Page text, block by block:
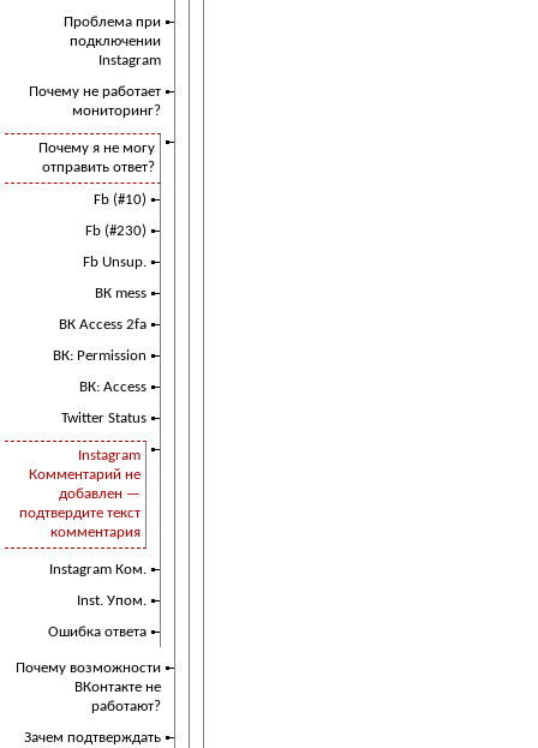
Проблема при
подключении
Instagram
Почему не работает
мониторинг?
Почему я не могу
отправить ответ?
Fb (#10)
Fb (#230)
Fb Unsup.
ВК mess
ВК Access 2fa
ВК: Permission
ВК: Access
Twitter Status
Instagram
Комментарий не
добавлен —
подтвердите текст
комментария
Instagram Ком.
Inst. Упом.
Ошибка ответа
Почему возможности
ВКонтакте не
работают?
Зачем подтверждать